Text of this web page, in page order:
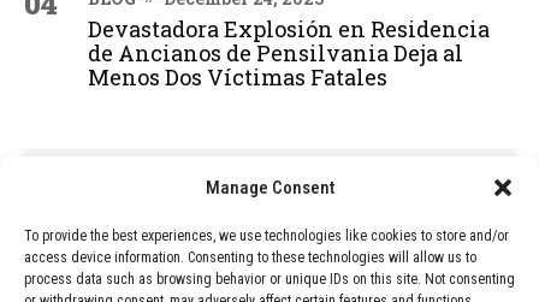
Manage Consent
To provide the best experiences, we use technologies like cookies to store and/or
access device information. Consenting to these technologies will allow us to
process data such as browsing behavior or unique IDs on this site. Not consenting
Devastadora Explosión en Residencia
de Ancianos de Pensilvania Deja al
Menos Dos Víctimas Fatales